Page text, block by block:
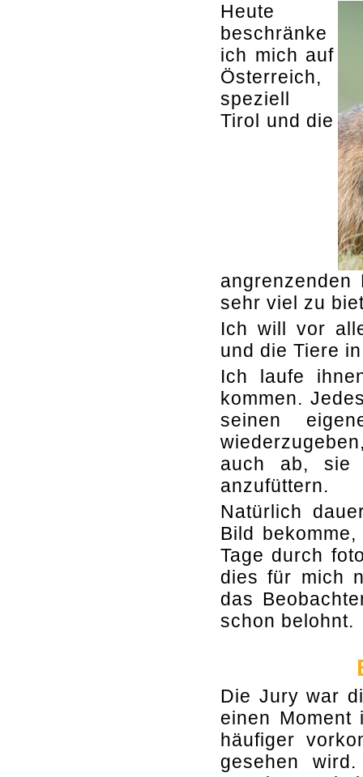
Heute
beschränke
ich mich auf
Österreich,
speziell
Tirol und die
sehr viel zu
Ich will vor
und die Tiere
Ich laufe
kommen.
seinen
auch ab, sie
anzufüttern.
Natürlich
Bild
Tage durch
dies für mich
das
schon belohnt.
Die Jury war
einen
häufiger
gesehen